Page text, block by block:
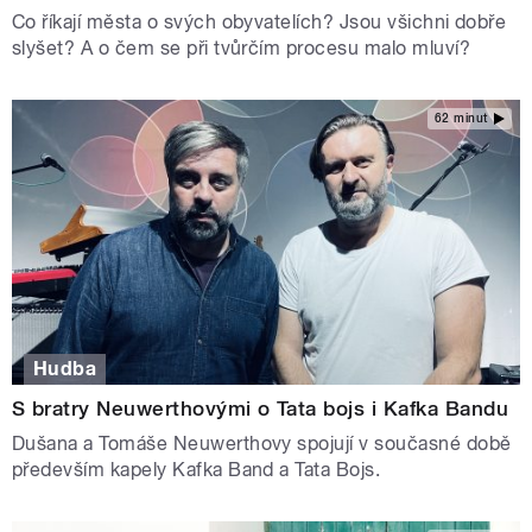
Co říkají města o svých obyvatelích? Jsou všichni dobře
slyšet? A o čem se při tvůrčím procesu malo mluví?
62 minut
Hudba
S bratry Neuwerthovými o Tata bojs i Kafka Bandu
Dušana a Tomáše Neuwerthovy spojují v současné době
především kapely Kafka Band a Tata Bojs.